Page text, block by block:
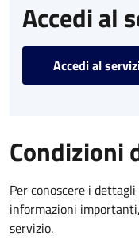
Accedi al
Accedi al
Condizioni
Per conoscere i
informazioni
servizio.